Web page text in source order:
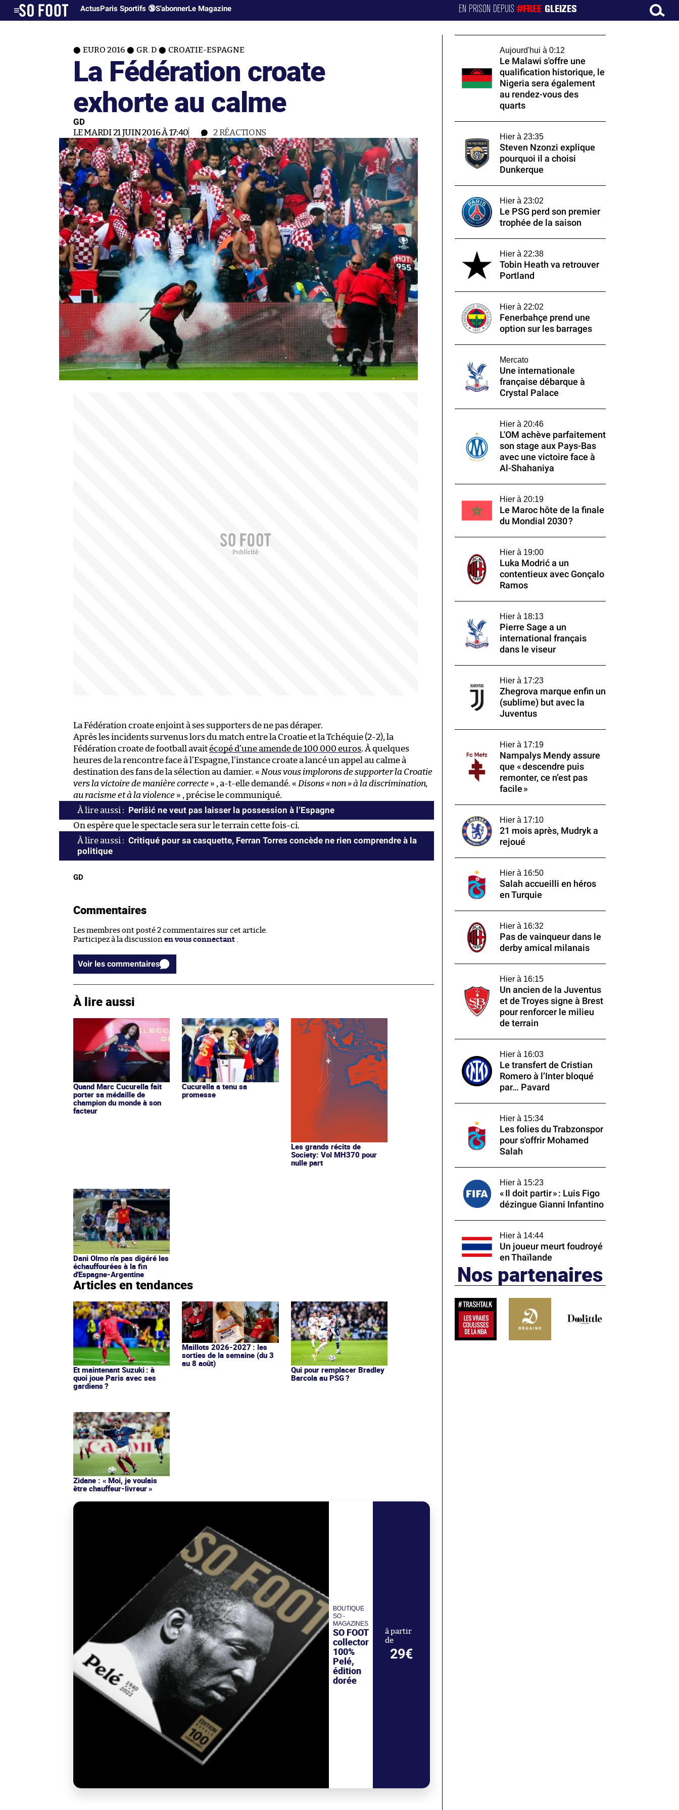
ActusParis Sportifs 🔞S'abonnerLe Magazine EN PRISON DEPUIS#FREE GLEIZES
EURO 2016 GR. D CROATIE-ESPAGNE
La Fédération croate
exhorte au calme
GD
LE MARDI 21 JUIN 2016 À 17:40 2RÉACTIONS
La Fédération croate enjoint à ses supporters de ne pas déraper.
Après les incidents survenus lors du match entre la Croatie et la Tchéquie (2-2), la
Fédération croate de football avaitécopé d’une amende de 100 000 euros. À quelques
heures de la rencontre face à l’Espagne, l’instance croate a lancé un appel au calme à
destination des fans de la sélection au damier. « Nous vous implorons de supporter la Croatie
vers la victoire de manière correcte » , a-t-elle demandé. « Disons « non » à la discrimination,
au racisme et à la violence » , précise le communiqué.
Perišić ne veut pas laisser la possession à l’Espagne
On espère que le spectacle sera sur le terrain cette fois-ci.
Critiqué pour sa casquette, Ferran Torres concède ne rien comprendre à la
politique
GD
Commentaires
Les membres ont posté 2 commentaires sur cet article.
Participez à la discussion en vous connectant
Voir les commentaires
À lire aussi
Quand Marc Cucurella fait
porter sa médaille de
champion du monde à son
facteur
Cucurella a tenu sa
promesse
Les grands récits de
Society: Vol MH370 pour
nulle part
Dani Olmo n'a pas digéré les
échauffourées à la fin
d'Espagne-Argentine
Articles en tendances
Et maintenant Suzuki : à
quoi joue Paris avec ses
gardiens ?
Maillots 2026-2027 : les
sorties de la semaine (du 3
au 8 août)
Qui pour remplacer Bradley
Barcola au PSG ?
Zidane : « Moi, je voulais
être chauffeur-livreur »
BOUTIQUE
SO -
MAGAZINES
SO FOOT
collector
100%
Pelé,
édition
dorée
à partir
de
29€
Aujourd'hui à 0:12
Le Malawi s'offre une
qualification historique, le
Nigeria sera également
au rendez-vous des
quarts
Hier à 23:35
Steven Nzonzi explique
pourquoi il a choisi
Dunkerque
Hier à 23:02
Le PSG perd son premier
trophée de la saison
Hier à 22:38
Tobin Heath va retrouver
Portland
Hier à 22:02
Fenerbahçe prend une
option sur les barrages
Mercato
Une internationale
française débarque à
Crystal Palace
Hier à 20:46
L'OM achève parfaitement
son stage aux Pays-Bas
avec une victoire face à
Al-Shahaniya
Hier à 20:19
Le Maroc hôte de la finale
du Mondial 2030 ?
Hier à 19:00
Luka Modrić a un
contentieux avec Gonçalo
Ramos
Hier à 18:13
Pierre Sage a un
international français
dans le viseur
Hier à 17:23
Zhegrova marque enfin un
(sublime) but avec la
Juventus
Hier à 17:19
Nampalys Mendy assure
que « descendre puis
remonter, ce n’est pas
facile »
Hier à 17:10
21 mois après, Mudryk a
rejoué
Hier à 16:50
Salah accueilli en héros
en Turquie
Hier à 16:32
Pas de vainqueur dans le
derby amical milanais
Hier à 16:15
Un ancien de la Juventus
et de Troyes signe à Brest
pour renforcer le milieu
de terrain
Hier à 16:03
Le transfert de Cristian
Romero à l’Inter bloqué
par… Pavard
Hier à 15:34
Les folies du Trabzonspor
pour s'offrir Mohamed
Salah
Hier à 15:23
« Il doit partir » : Luis Figo
dézingue Gianni Infantino
Hier à 14:44
Un joueur meurt foudroyé
en Thaïlande
Nos partenaires